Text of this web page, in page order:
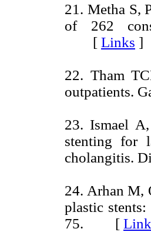
21. Metha S,
of 262
[ Links ]
22. Tham
outpatients.
23. Ismael
stenting for
cholangitis.
24. Arhan M,
plastic
75. [